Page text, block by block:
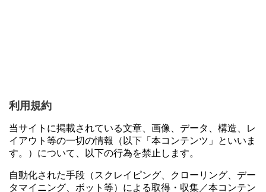
利用規約
当サイトに掲載されている文章、画像、データ、構造、レ
イアウト等の一切の情報（以下「本コンテンツ」といいま
す。）について、以下の行為を禁止します。
自動化された手段（スクレイピング、クローリング、デー
タマイニング、ボット等）による取得・収集／本コンテン